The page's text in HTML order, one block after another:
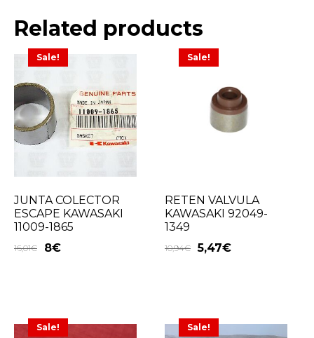
Related products
Sale!
JUNTA COLECTOR
ESCAPE KAWASAKI
11009-1865
16,01€ 8€
Sale!
RETEN VALVULA
KAWASAKI 92049-
1349
10,94€ 5,47€
Sale! Sale!